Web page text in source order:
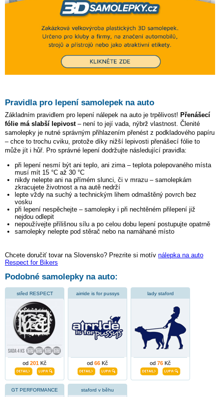
Pravidla pro lepení samolepek na auto
Základním pravidlem pro lepení nálepek na auto je trpělivost! Přenášecí
fólie má slabší lepivost– není to její vada, nýbrž vlastnost. Členité
samolepky je nutné správným přihlazením přenést z podkladového papíru
– chce to trochu cviku, protože díky nižší lepivosti přenášecí fólie to
může jít i hůř. Pro správné lepení dodržujte následující pravidla:
při lepení nesmí být ani teplo, ani zima – teplota polepovaného místa
musí mít 15 °C až 30 °C
nikdy nelepte ani na přímém slunci, či v mrazu – samolepkám
zkracujete životnost a na autě nedrží
lepte vždy na suchý a technickým lihem odmaštěný povrch bez
vosku
při lepení nespěchejte – samolepky i při nechtěném přilepení již
nejdou odlepit
nepoužívejte přílišnou sílu a po celou dobu lepení postupujte opatrně
samolepky nelepte pod stěrač nebo na namáhané místo
Chcete doručiť tovar na Slovensko? Prezrite si motív nálepka na auto
Respect for Bikers
Podobné samolepky na auto:
střed RESPECT
od 201 Kč
airride is for pussys
od 66 Kč
lady staford
od 76 Kč
GT PERFORMANCE staford v běhu